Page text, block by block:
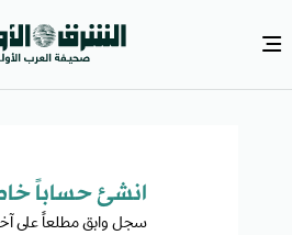
انشئ حساباً
سجل وابق مطلعاً على آخر